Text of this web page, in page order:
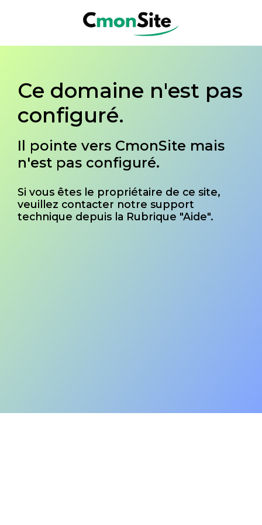
Ce domaine n'est pas
configuré.
Il pointe vers CmonSite mais
n'est pas configuré.
Si vous êtes le propriétaire de ce site,
veuillez contacter notre support
technique depuis la Rubrique "Aide".